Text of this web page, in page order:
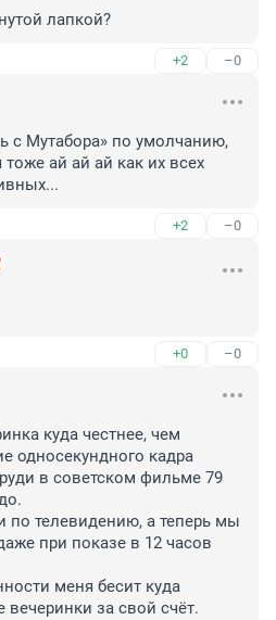
лапкой?
+2 –0
с Мутабора» по умолчанию,
ай ай ай как их всех
+2 –0
+0 –0
куда честнее, чем
односекундного кадра
в советском фильме 79
по телевидению, а теперь мы
при показе в 12 часов
меня бесит куда
за свой счёт.